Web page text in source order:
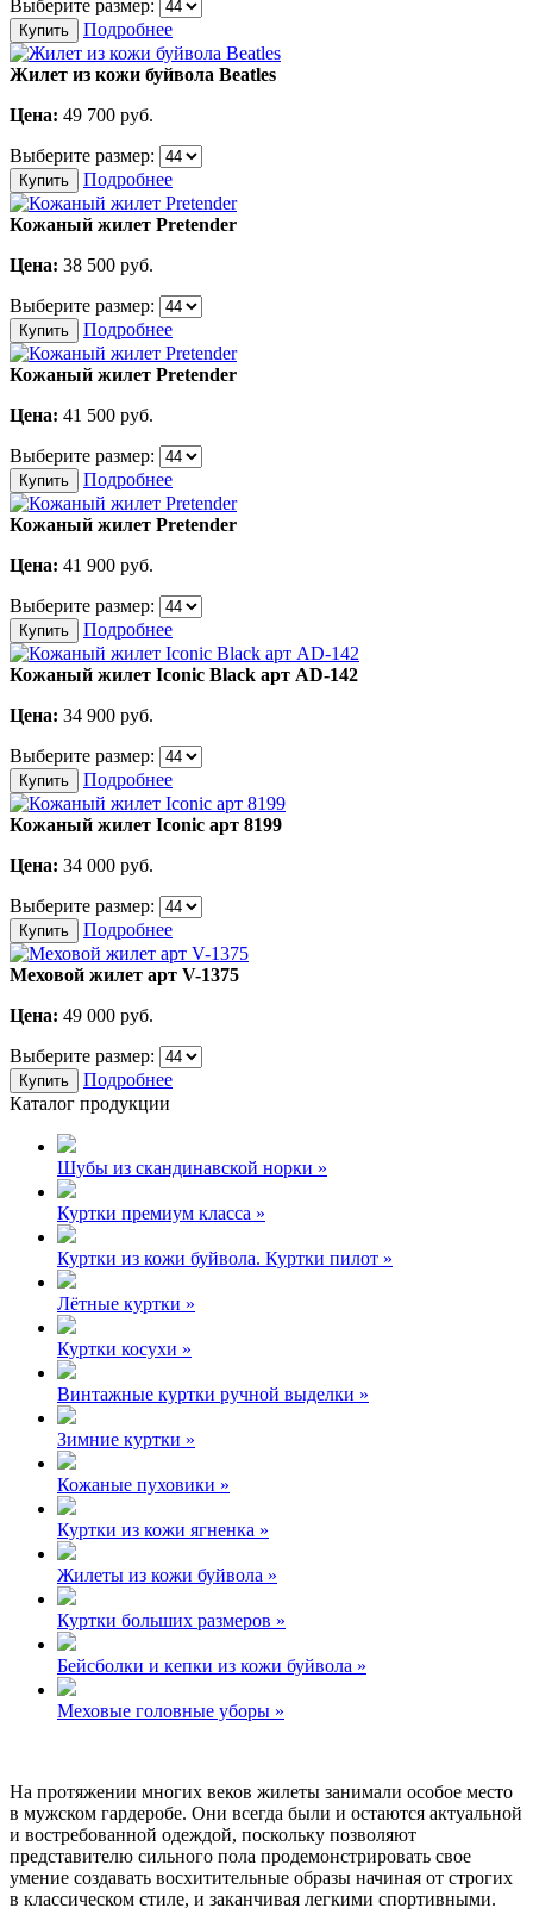
Выберите размер:
Купить Подробнее
Жилет из кожи буйвола Beatles
Цена: 49 700 руб.
Выберите размер:
Купить Подробнее
Кожаный жилет Pretender
Цена: 38 500 руб.
Выберите размер:
Купить Подробнее
Кожаный жилет Pretender
Цена: 41 500 руб.
Выберите размер:
Купить Подробнее
Кожаный жилет Pretender
Цена: 41 900 руб.
Выберите размер:
Купить Подробнее
Кожаный жилет Iconic Black арт AD-142
Цена: 34 900 руб.
Выберите размер:
Купить Подробнее
Кожаный жилет Iconic арт 8199
Цена: 34 000 руб.
Выберите размер:
Купить Подробнее
Меховой жилет арт V-1375
Цена: 49 000 руб.
Выберите размер:
Купить
Подробнее
Каталог продукции
Шубы из скандинавской норки »
Куртки премиум класса »
Куртки из кожи буйвола. Куртки пилот »
Лётные куртки »
Куртки косухи »
Винтажные куртки ручной выделки »
Зимние куртки »
Кожаные пуховики »
Куртки из кожи ягненка »
Жилеты из кожи буйвола »
Куртки больших размеров »
Бейсболки и кепки из кожи буйвола »
Меховые головные уборы »
На протяжении многих веков жилеты занимали особое место
в мужском гардеробе. Они всегда были и остаются актуальной
и востребованной одеждой, поскольку позволяют
представителю сильного пола продемонстрировать свое
умение создавать восхитительные образы начиная от строгих
в классическом стиле, и заканчивая легкими спортивными.